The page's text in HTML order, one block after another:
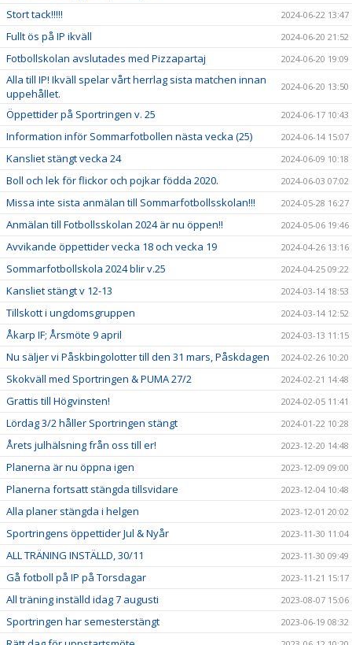
Stort tack!!!!! 2024-06-22 13:47
Fullt ös på IP ikväll 2024-06-20 21:52
Fotbollskolan avslutades med Pizzapartaj 2024-06-20 19:09
Alla till IP! Ikväll spelar vårt herrlag sista matchen innan
uppehållet.
2024-06-20 13:50
Öppettider på Sportringen v. 25 2024-06-17 10:43
Information inför Sommarfotbollen nästa vecka (25) 2024-06-14 15:07
Kansliet stängt vecka 24 2024-06-09 10:18
Boll och lek för flickor och pojkar födda 2020. 2024-06-03 07:02
Missa inte sista anmälan till Sommarfotbollsskolan!!! 2024-05-28 16:27
Anmälan till Fotbollsskolan 2024 är nu öppen!! 2024-05-06 19:46
Avvikande öppettider vecka 18 och vecka 19 2024-04-26 13:16
Sommarfotbollskola 2024 blir v.25 2024-04-25 09:22
Kansliet stängt v 12-13 2024-03-14 18:53
Tillskott i ungdomsgruppen 2024-03-14 12:52
Åkarp IF; Årsmöte 9 april 2024-03-13 11:15
Nu säljer vi Påskbingolotter till den 31 mars, Påskdagen 2024-02-26 10:20
Skokväll med Sportringen & PUMA 27/2 2024-02-21 14:48
Grattis till Högvinsten! 2024-02-05 11:41
Lördag 3/2 håller Sportringen stängt 2024-01-22 10:28
Årets julhälsning från oss till er! 2023-12-20 14:48
Planerna är nu öppna igen 2023-12-09 09:00
Planerna fortsatt stängda tillsvidare 2023-12-04 10:48
Alla planer stängda i helgen 2023-12-01 20:02
Sportringens öppettider Jul & Nyår 2023-11-30 11:04
ALL TRÄNING INSTÄLLD, 30/11 2023-11-30 09:49
Gå fotboll på IP på Torsdagar 2023-11-21 15:17
All träning inställd idag 7 augusti 2023-08-07 15:06
Sportringen har semesterstängt 2023-06-19 08:32